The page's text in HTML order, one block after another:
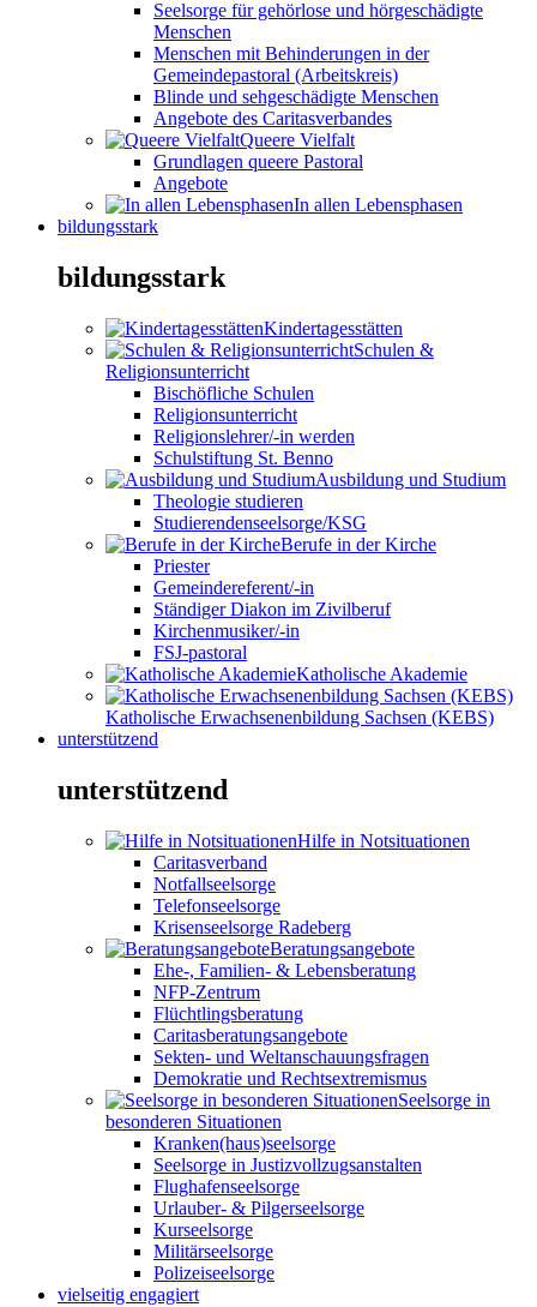
Seelsorge für gehörlose und hörgeschädigte
Menschen
Menschen mit Behinderungen in der
Gemeindepastoral (Arbeitskreis)
Blinde und sehgeschädigte Menschen
Angebote des Caritasverbandes
Queere Vielfalt
Grundlagen queere Pastoral
Angebote
In allen Lebensphasen
bildungsstark
bildungsstark
Kindertagesstätten
Schulen &
Religionsunterricht
Bischöfliche Schulen
Religionsunterricht
Religionslehrer/-in werden
Schulstiftung St. Benno
Ausbildung und Studium
Theologie studieren
Studierendenseelsorge/KSG
Berufe in der Kirche
Priester
Gemeindereferent/-in
Ständiger Diakon im Zivilberuf
Kirchenmusiker/-in
FSJ-pastoral
Katholische Akademie
Katholische Erwachsenenbildung Sachsen (KEBS)
unterstützend
unterstützend
Hilfe in Notsituationen
Caritasverband
Notfallseelsorge
Telefonseelsorge
Krisenseelsorge Radeberg
Beratungsangebote
Ehe-, Familien- & Lebensberatung
NFP-Zentrum
Flüchtlingsberatung
Caritasberatungsangebote
Sekten- und Weltanschauungsfragen
Demokratie und Rechtsextremismus
Seelsorge in
besonderen Situationen
Kranken(haus)seelsorge
Seelsorge in Justizvollzugsanstalten
Flughafenseelsorge
Urlauber- & Pilgerseelsorge
Kurseelsorge
Militärseelsorge
Polizeiseelsorge
vielseitig engagiert